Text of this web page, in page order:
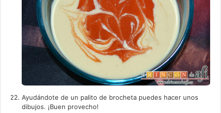
Ayudándote de un palito de brocheta puedes hacer unos
dibujos. ¡Buen provecho!